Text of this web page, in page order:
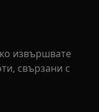
извършвате
свързани с